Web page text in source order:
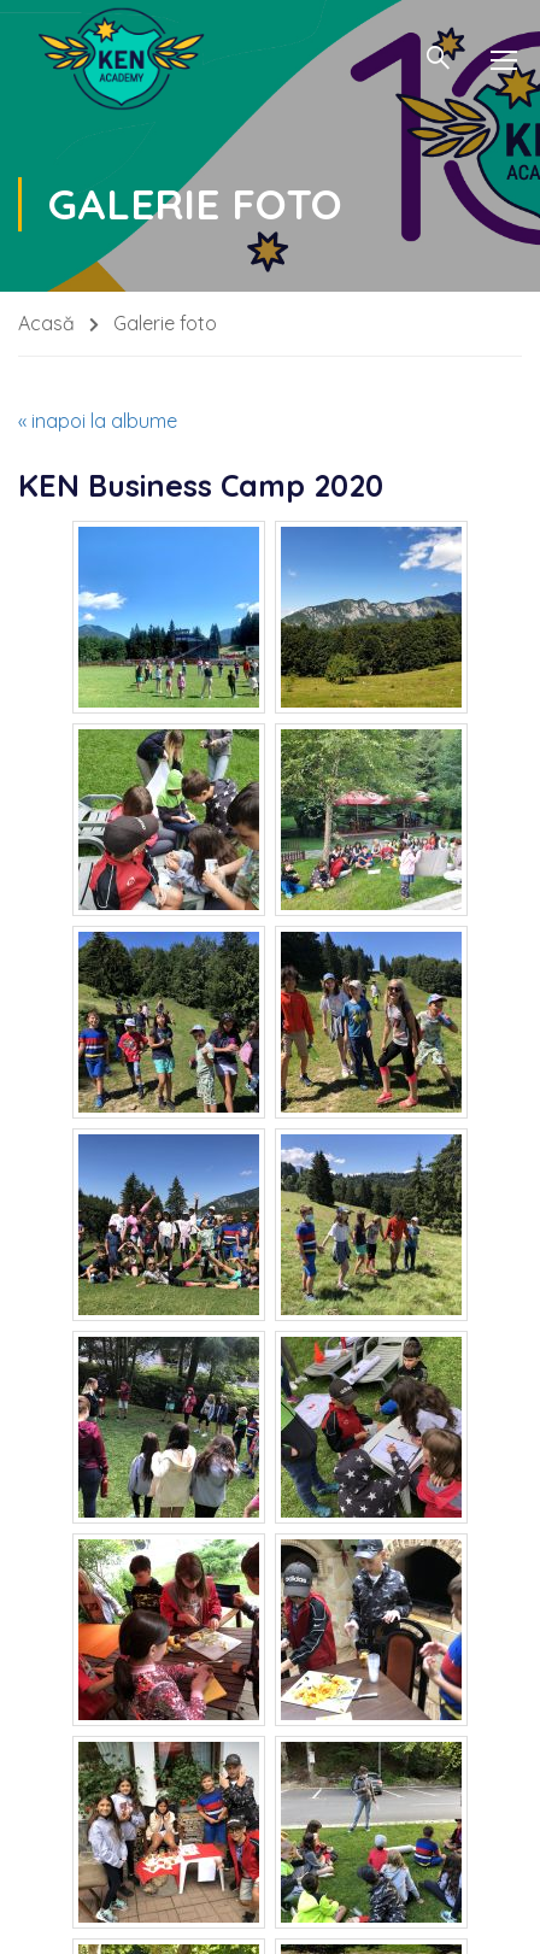
GALERIE FOTO
Acasă Galerie foto
« inapoi la albume
KEN Business Camp 2020